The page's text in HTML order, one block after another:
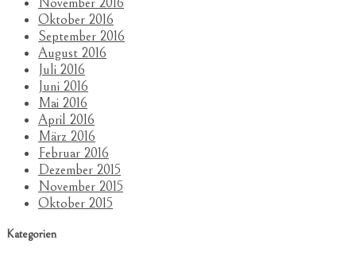
Oktober 2016
September 2016
August 2016
Juli 2016
Juni 2016
Mai 2016
April 2016
März 2016
Februar 2016
Dezember 2015
November 2015
Oktober 2015
Kategorien